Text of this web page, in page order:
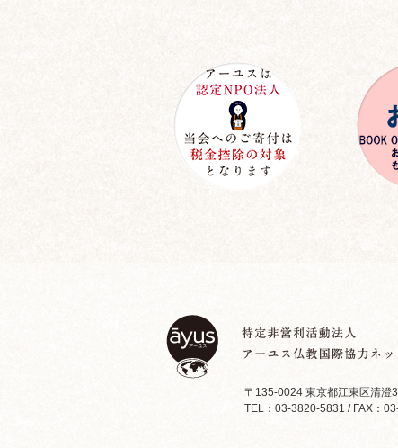
〒135-0024 東京都江東区清澄
TEL：03-3820-5831 / FAX：